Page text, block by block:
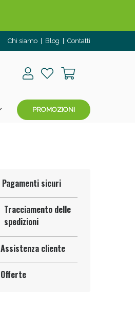
Chi siamo Blog Contatti
PROMOZIONI
Pagamenti sicuri
Tracciamento delle
spedizioni
Assistenza cliente
Offerte